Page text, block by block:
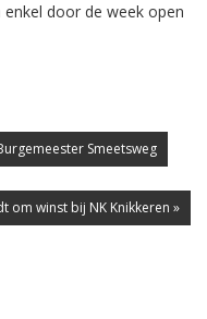
door de week open
Smeetsweg
om winst bij NK Knikkeren »